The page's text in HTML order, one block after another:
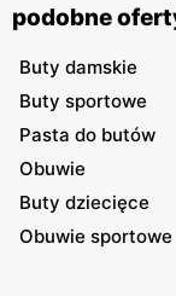
podobne
Buty damskie
Buty sportowe
Pasta do butów
Obuwie
Buty dziecięce
Obuwie sportowe